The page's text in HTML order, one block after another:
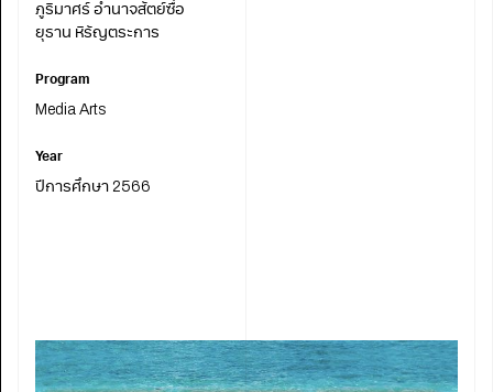
ภูริมาศร์ อำนาจสัตย์ซื่อ
ยุธาน หิรัญตระการ
Program
Media Arts
Year
ปีการศึกษา 2566